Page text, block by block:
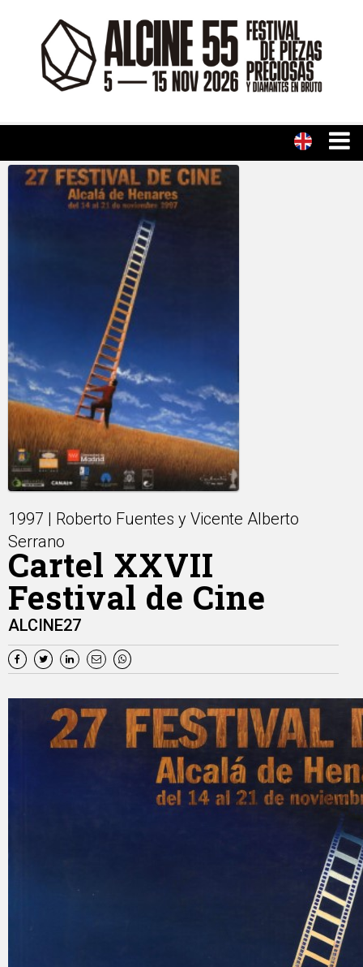
1997 | Roberto Fuentes y Vicente Alberto
Serrano
Cartel XXVII
Festival de Cine
ALCINE27